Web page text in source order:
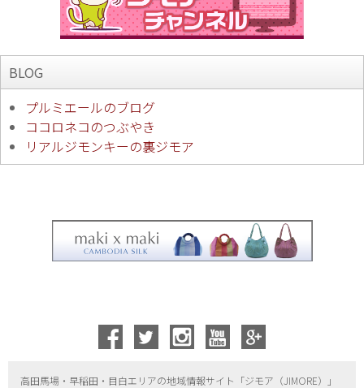
BLOG
プルミエールのブログ
ココロネコのつぶやき
リアルジモンキーの裏ジモア
高田馬場・早稲田・目白エリアの地域情報サイト「ジモア（JIMORE）」